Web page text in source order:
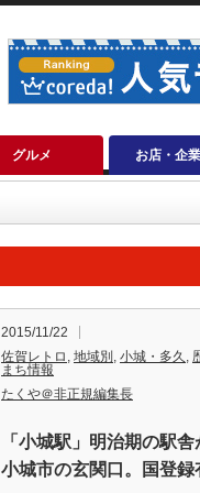
グルメ お店・企
2015/11/22
佐賀レトロ , 地域別 , 小城・多久 ,
まち情報
たくや＠非正規編集長
「小城駅」明治期の駅
小城市の玄関口。国登録